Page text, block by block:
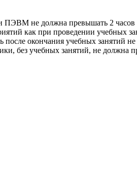
ПЭВМ не должна превышать 2
как при проведении учебных
окончания учебных занятий
без учебных занятий, не должна